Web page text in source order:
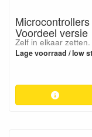
Voordeel versie
Zelf in elkaar
Lage voorraad / low